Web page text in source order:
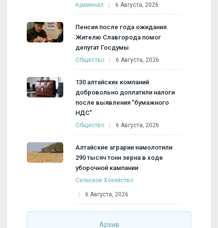
Криминал 6 Августа, 2026
Пенсия после года ожидания.
Жителю Славгорода помог
депутат Госдумы
Общество 6 Августа, 2026
130 алтайских компаний
добровольно доплатили налоги
после выявления "бумажного
НДС"
Общество 6 Августа, 2026
Алтайские аграрии намолотили
290 тысяч тонн зерна в ходе
уборочной кампании
Сельское Хозяйство
6 Августа, 2026
Архив